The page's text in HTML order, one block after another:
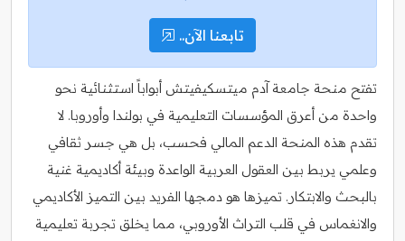
تابعنا الآن..
تفتح منحة جامعة آدم ميتسكيفيتش أبواباً استثنائية نحو
واحدة من أعرق المؤسسات التعليمية في بولندا وأوروبا. لا
تقدم هذه المنحة الدعم المالي فحسب، بل هي جسر ثقافي
وعلمي يربط بين العقول العربية الواعدة وبيئة أكاديمية غنية
بالبحث والابتكار. تميزها هو دمجها الفريد بين التميز الأكاديمي
والانغماس في قلب التراث الأوروبي، مما يخلق تجربة تعليمية